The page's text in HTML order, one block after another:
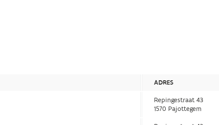
ADRES
Repingestraat 43
1570 Pajottegem